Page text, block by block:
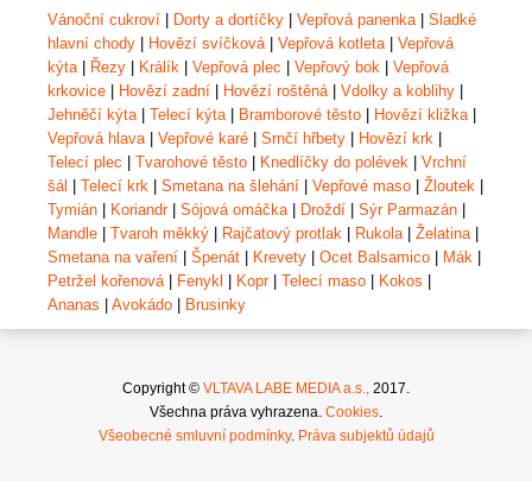
Vánoční cukroví Dorty a dortíčky Vepřová panenka| Sladké
hlavní chody
Hovězí svíčková| Vepřová kotleta| Vepřová
kýta| Řezy Králík Vepřová plec Vepřový bok
Vepřová
krkovice
Hovězí zadní Hovězí roštěná| Vdolky a koblihy
Jehněčí kýta| Telecí kýta| Bramborové těsto Hovězí kližka|
Vepřová hlava| Vepřové karé Srnčí hřbety Hovězí krk
Telecí plec
Tvarohové těsto Knedlíčky do polévek
Vrchní
šál
Telecí krk Smetana na šlehání Vepřové maso Žloutek
Tymián
Koriandr| Sójová omáčka| Droždí Sýr Parmazán
Mandle
Tvaroh měkký Rajčatový protlak Rukola| Želatina|
Smetana na vaření
Špenát Krevety Ocet Balsamico Mák
Petržel kořenová| Fenykl Kopr| Telecí maso Kokos
Ananas
Avokádo Brusinky
Copyright © VLTAVA LABE MEDIA a.s., 2017.
Všechna práva vyhrazena. Cookies.
Všeobecné smluvní podmínky. Práva subjektů údajů